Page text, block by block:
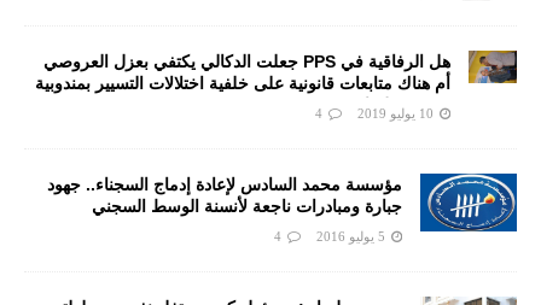
هل الرفاقية في PPS جعلت الدكالي يكتفي بعزل العروصي
أم هناك متابعات قانونية على خلفية اختلالات التسيير بمندوبية
سيدي سليمان
10 يوليو 2019 4
مؤسسة محمد السادس لإعادة إدماج السجناء.. جهود
جبارة ومبادرات ناجعة لأنسنة الوسط السجني
5 يوليو 2016 4